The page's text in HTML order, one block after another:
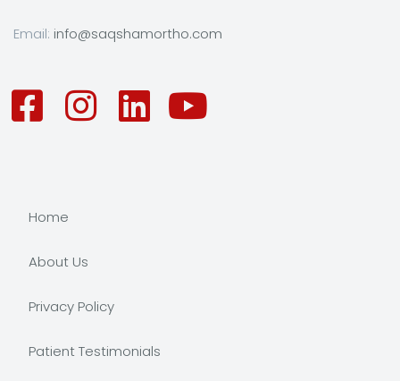
Email: info@saqshamortho.com
Home
About Us
Privacy Policy
Patient Testimonials